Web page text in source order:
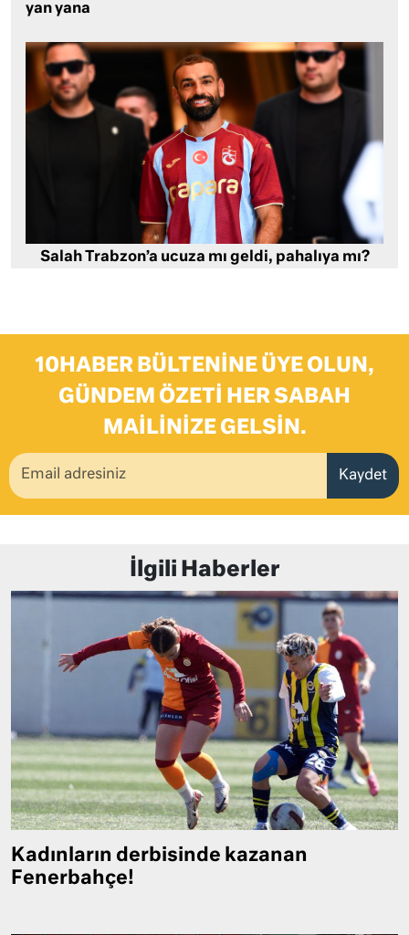
yan yana
Salah Trabzon’a ucuza mı geldi, pahalıya mı?
10HABER BÜLTENINE ÜYE OLUN,
GÜNDEM ÖZETI HER SABAH
MAILINIZE GELSIN.
Kaydet
İlgili Haberler
Kadınların derbisinde kazanan
Fenerbahçe!